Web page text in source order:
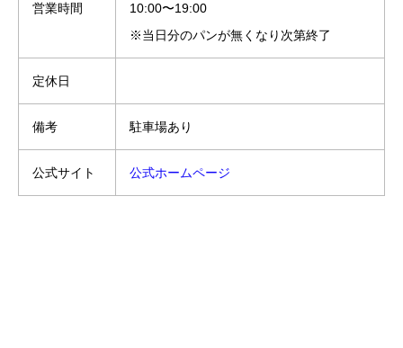
営業時間
10:00〜19:00
※当日分のパンが無くなり次第終了
定休日
備考 駐車場あり
公式サイト 公式ホームページ